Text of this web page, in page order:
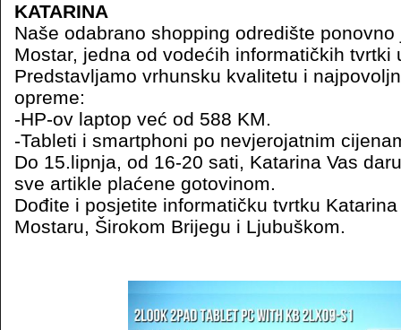
KATARINA
Naše odabrano shopping odredište
Mostar, jedna od vodećih informatičkih tvrtki
Predstavljamo vrhunsku kvalitetu i
opreme:
-HP-ov laptop već od 588 KM.
-Tableti i smartphoni po nevjerojatnim
Do 15.lipnja, od 16-20 sati, Katarina Vas
sve artikle plaćene gotovinom.
Dođite i posjetite informatičku tvrtku
Mostaru, Širokom Brijegu i Ljubuškom.